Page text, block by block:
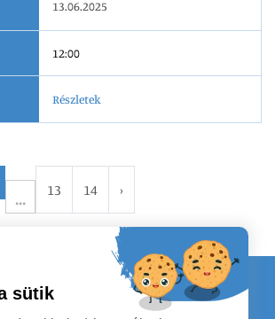
13.06.2025
12:00
Részletek
13 14 ›
Kapcsolat
KÖVESSENEK
sütik